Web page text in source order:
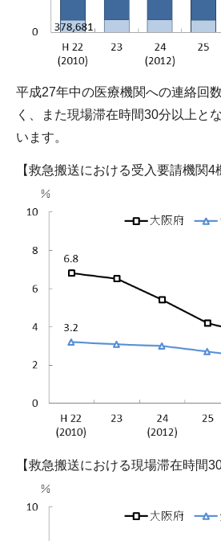
平成27年中の医療機関への連絡回
く、また現場滞在時間30分以上と
います。
【救急搬送における受入要請機関4
【救急搬送における現場滞在時間